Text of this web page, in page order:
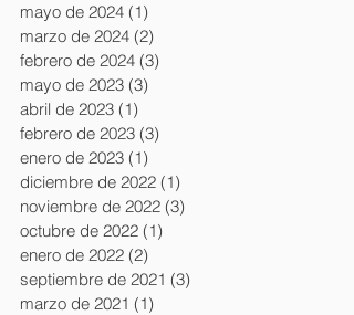
mayo de 2024 (1)
marzo de 2024 (2)
febrero de 2024 (3)
mayo de 2023 (3)
abril de 2023 (1)
febrero de 2023 (3)
enero de 2023 (1)
diciembre de 2022 (1)
noviembre de 2022 (3)
octubre de 2022 (1)
enero de 2022 (2)
septiembre de 2021 (3)
marzo de 2021 (1)